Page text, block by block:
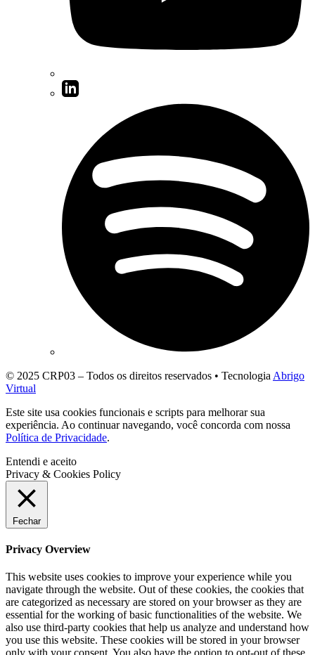
© 2025 CRP03 – Todos os direitos reservados • Tecnologia Abrigo
Virtual
Este site usa cookies funcionais e scripts para melhorar sua
experiência. Ao continuar navegando, você concorda com nossa
Política de Privacidade.
Entendi e aceito
Privacy & Cookies Policy
Fechar
Privacy Overview
This website uses cookies to improve your experience while you
navigate through the website. Out of these cookies, the cookies that
are categorized as necessary are stored on your browser as they are
essential for the working of basic functionalities of the website. We
also use third-party cookies that help us analyze and understand how
you use this website. These cookies will be stored in your browser